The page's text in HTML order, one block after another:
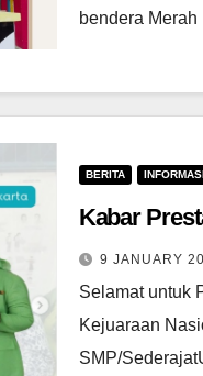
bendera
BERITA
Kabar
9 JANUARY
Selamat untuk
Kejuaraan
SMP/